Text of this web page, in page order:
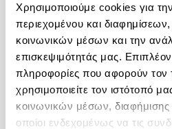
Χρησιμοποιούμε cookies για
περιεχομένου και
κοινωνικών μέσων και την
επισκεψιμότητάς μας.
πληροφορίες που αφορούν τον
χρησιμοποιείτε τον ιστότοπό
κοινωνικών μέσων,
οποίοι ενδεχομένως να τις
Βοήθεια
2351 100
Συχνές